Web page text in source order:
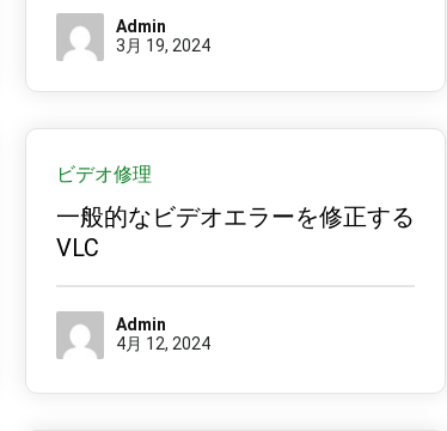
Admin
3月 19, 2024
ビデオ修理
一般的なビデオエラーを修正する
VLC
Admin
4月 12, 2024